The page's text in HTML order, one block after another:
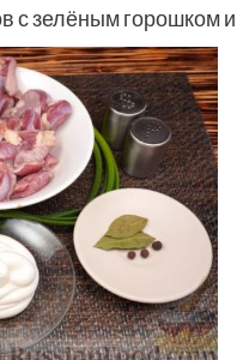
с зелёным горошком